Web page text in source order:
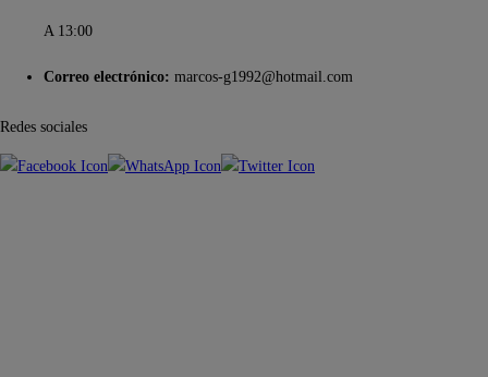
A 13:00
Correo electrónico: marcos-g1992@hotmail.com
Redes sociales